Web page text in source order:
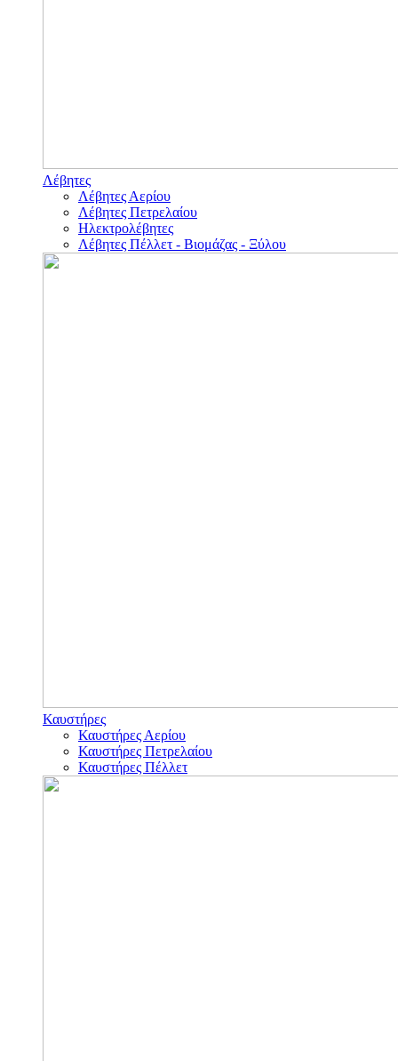
Λέβητες
Λέβητες Αερίου
Λέβητες Πετρελαίου
Ηλεκτρολέβητες
Λέβητες Πέλλετ - Βιομάζας - Ξύλου
Καυστήρες
Καυστήρες Αερίου
Καυστήρες Πετρελαίου
Καυστήρες Πέλλετ